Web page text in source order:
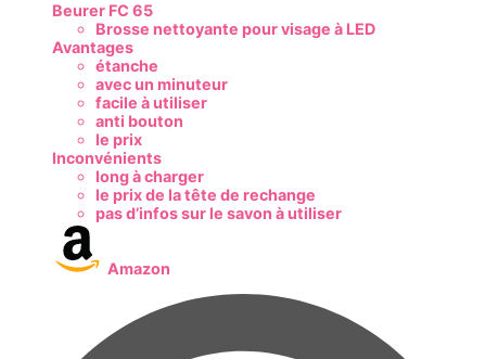
Beurer FC 65
Brosse nettoyante pour visage à LED
Avantages
étanche
avec un minuteur
facile à utiliser
anti bouton
le prix
Inconvénients
long à charger
le prix de la tête de rechange
pas d’infos sur le savon à utiliser
Amazon